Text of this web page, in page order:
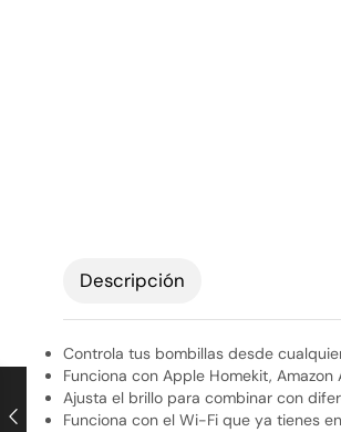
Descripción
Controla tus bombillas desde
Funciona con Apple Homekit, Amazon
Ajusta el brillo para combinar con
Funciona con el Wi-Fi que ya tienes